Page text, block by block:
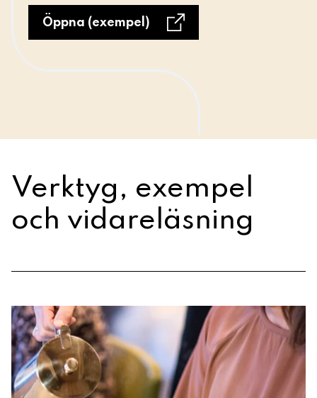
Öppna (exempel)
Verktyg, exempel
och vidareläsning